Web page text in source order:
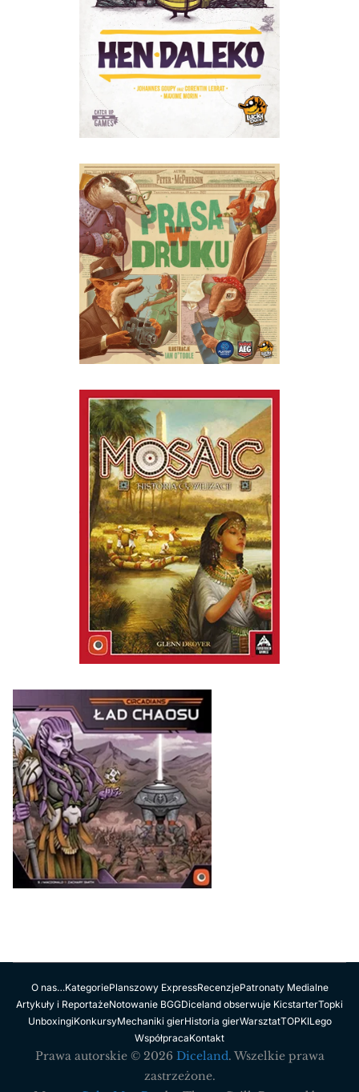
O nas…KategoriePlanszowy ExpressRecenzjePatronaty Medialne
Artykuły i ReportażeNotowanie BGGDiceland obserwuje KicstarterTopki
UnboxingiKonkursyMechaniki gierHistoria gierWarsztatTOPKILego
WspółpracaKontakt
Prawa autorskie © 2026 Diceland. Wszelkie prawa
zastrzeżone.